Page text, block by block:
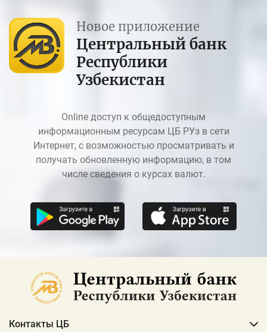
Новое приложение
Центральный банк
Республики
Узбекистан
Online доступ к общедоступным
информационным ресурсам ЦБ РУз в сети
Интернет, с возможностью просматривать и
получать обновленную информацию, в том
числе сведения о курсах валют.
Контакты ЦБ